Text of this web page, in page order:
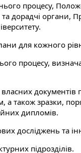
процесу,
дорадчі органи,
для кожного
процесу,
а також зразки,
дипломів.
досліджень та
підрозділів.